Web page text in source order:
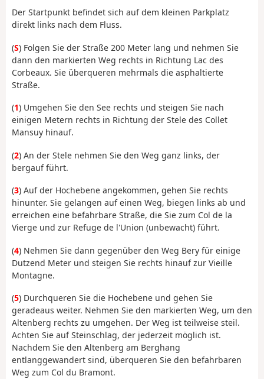
Der Startpunkt befindet sich auf dem kleinen Parkplatz
direkt links nach dem Fluss.
(S) Folgen Sie der Straße 200 Meter lang und nehmen Sie
dann den markierten Weg rechts in Richtung Lac des
Corbeaux. Sie überqueren mehrmals die asphaltierte
Straße.
(1) Umgehen Sie den See rechts und steigen Sie nach
einigen Metern rechts in Richtung der Stele des Collet
Mansuy hinauf.
(2) An der Stele nehmen Sie den Weg ganz links, der
bergauf führt.
(3) Auf der Hochebene angekommen, gehen Sie rechts
hinunter. Sie gelangen auf einen Weg, biegen links ab und
erreichen eine befahrbare Straße, die Sie zum Col de la
Vierge und zur Refuge de l'Union (unbewacht) führt.
(4) Nehmen Sie dann gegenüber den Weg Bery für einige
Dutzend Meter und steigen Sie rechts hinauf zur Vieille
Montagne.
(5) Durchqueren Sie die Hochebene und gehen Sie
geradeaus weiter. Nehmen Sie den markierten Weg, um den
Altenberg rechts zu umgehen. Der Weg ist teilweise steil.
Achten Sie auf Steinschlag, der jederzeit möglich ist.
Nachdem Sie den Altenberg am Berghang
entlanggewandert sind, überqueren Sie den befahrbaren
Weg zum Col du Bramont.